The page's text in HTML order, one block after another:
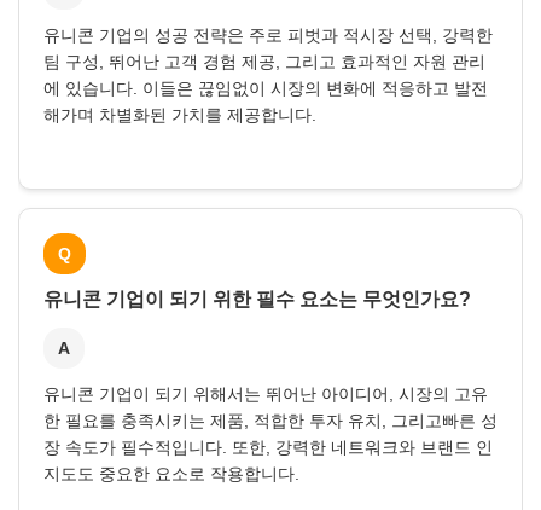
유니콘 기업의 성공 전략은 주로 피벗과 적시장 선택, 강력한
팀 구성, 뛰어난 고객 경험 제공, 그리고 효과적인 자원 관리
에 있습니다. 이들은 끊임없이 시장의 변화에 적응하고 발전
해가며 차별화된 가치를 제공합니다.
Q
유니콘 기업이 되기 위한 필수 요소는 무엇인가요?
A
유니콘 기업이 되기 위해서는 뛰어난 아이디어, 시장의 고유
한 필요를 충족시키는 제품, 적합한 투자 유치, 그리고빠른 성
장 속도가 필수적입니다. 또한, 강력한 네트워크와 브랜드 인
지도도 중요한 요소로 작용합니다.